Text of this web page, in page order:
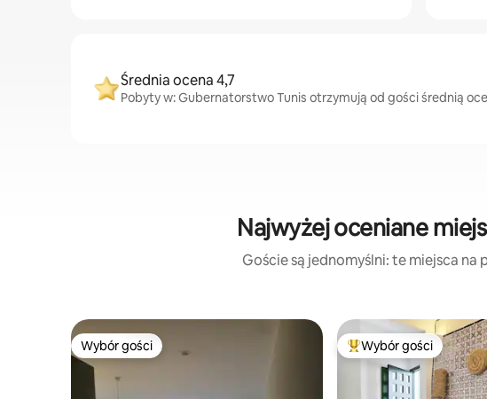
Średnia ocena 4,7
Pobyty w: Gubernatorstwo Tunis otrzymują od gości średnią
Najwyżej oceniane
Goście są jednomyślni: te miejsca
Wybór gości
Wybór gości Najpopularniejsze z
Wybór gości